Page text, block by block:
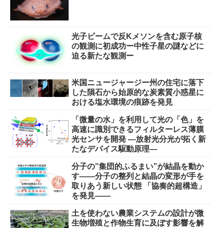
光子ビームで反Kメソンを含む原子核
の観測に初成功ー中性子星の謎などに
迫る新たな観測ー
米国ニュージャージー州の住宅に落下
した隕石から始原的な炭素質小惑星に
おける塩水環境の痕跡を発見
「微量の水」を利用して光の「色」を
高速に識別できるフィルターレス薄膜
光センサを開発 ―放射光分光が拓く新
たなデバイス駆動原理―
分子の”集団的ふるまい”が結晶を動か
す――分子の整列と結晶の変形が手を
取りあう新しい状態 「協奏的超構造」
を発見――
土を使わない農業システムの設計が微
生物増殖と作物生育に及ぼす影響を解